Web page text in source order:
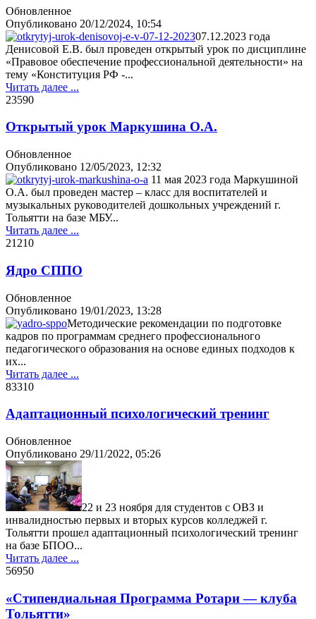
Обновленное
Опубликовано 20/12/2024, 10:54
07.12.2023 года
Денисовой Е.В. был проведен открытый урок по дисциплине
«Правовое обеспечение профессиональной деятельности» на
тему «Конституция РФ -...
Читать далее ...
23590
Открытый урок Маркушина О.А.
Обновленное
Опубликовано 12/05/2023, 12:32
11 мая 2023 года Маркушиной
О.А. был проведен мастер – класс для воспитателей и
музыкальных руководителей дошкольных учреждений г.
Тольятти на базе МБУ...
Читать далее ...
21210
Ядро СППО
Обновленное
Опубликовано 19/01/2023, 13:28
Методические рекомендации по подготовке
кадров по программам среднего профессионального
педагогического образования на основе единых подходов к
их...
Читать далее ...
83310
Адаптационный психологический тренинг
Обновленное
Опубликовано 29/11/2022, 05:26
22 и 23 ноября для студентов с ОВЗ и
инвалидностью первых и вторых курсов колледжей г.
Тольятти прошел адаптационный психологический тренинг
на базе БПОО...
Читать далее ...
56950
«Стипендиальная Программа Ротари — клуба
Тольятти»